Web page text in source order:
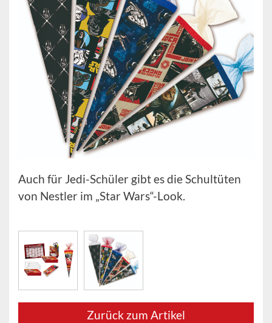
Auch für Jedi-Schüler gibt es die Schultüten
von Nestler im „Star Wars“-Look.
Zurück zum Artikel